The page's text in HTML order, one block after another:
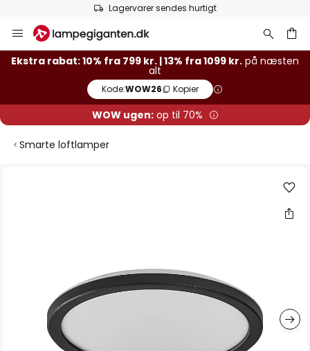
Lagervarer sendes hurtigt
to
Content
Ekstra rabat: 10% fra 799 kr. | 13% fra 1099 kr. på næsten
alt
Kode:WOW26 Kopier
WOW ugen:op til 70%
Smarte loftlamper